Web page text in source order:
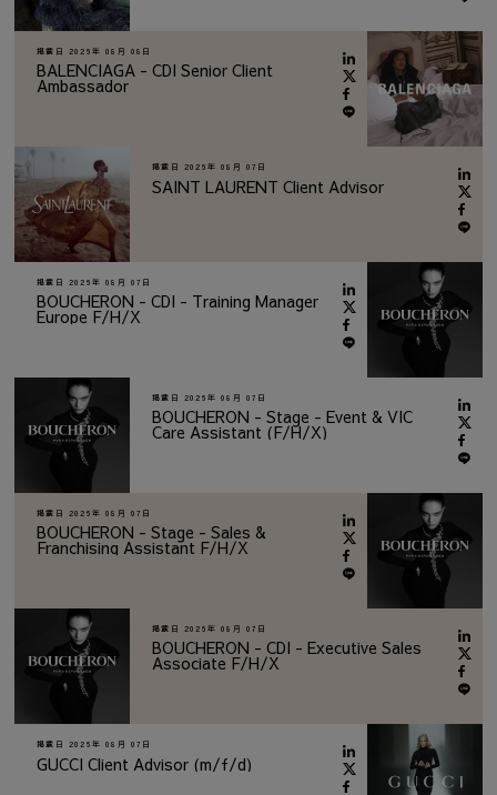
掲載日 2026年 08月 08日
BALENCIAGA - CDI Senior Client
Ambassador
掲載日 2026年 08月 07日
SAINT LAURENT Client Advisor
掲載日 2026年 08月 07日
BOUCHERON - CDI - Training Manager
Europe F/H/X
掲載日 2026年 08月 07日
BOUCHERON - Stage - Event & VIC
Care Assistant (F/H/X)
掲載日 2026年 08月 07日
BOUCHERON - Stage - Sales &
Franchising Assistant F/H/X
掲載日 2026年 08月 07日
BOUCHERON - CDI - Executive Sales
Associate F/H/X
掲載日 2026年 08月 07日
GUCCI Client Advisor (m/f/d)